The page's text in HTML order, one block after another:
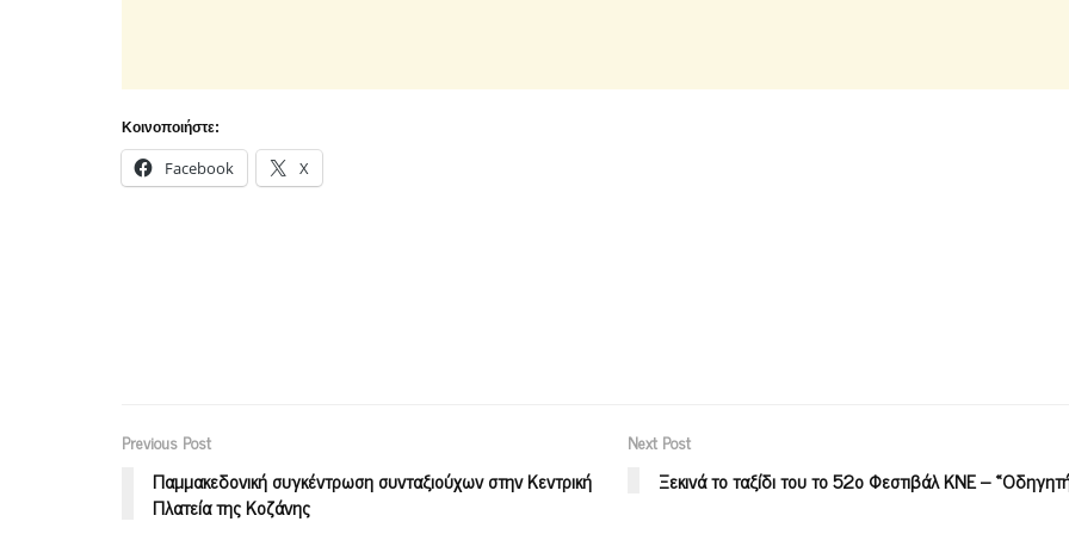
Κοινοποιήστε:
Facebook X
Previous Post
Παμμακεδονική συγκέντρωση συνταξιούχων στην Κεντρική
Πλατεία της Κοζάνης
Next Post
Ξεκινά το ταξίδι του το 52ο Φεστιβάλ ΚΝΕ –